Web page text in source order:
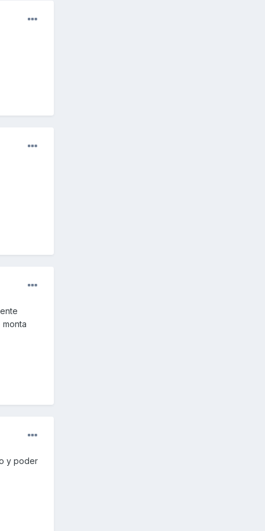
y poder